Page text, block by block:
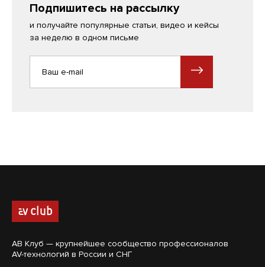
Подпишитесь на рассылку
и получайте популярные статьи, видео и кейсы
за неделю в одном письме
АВ Клуб — крупнейшее сообщество профессионалов
AV-технологий в России и СНГ